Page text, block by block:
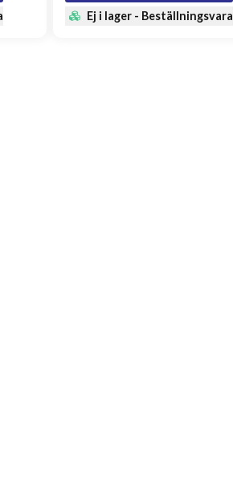
Ej i lager - Beställningsvara